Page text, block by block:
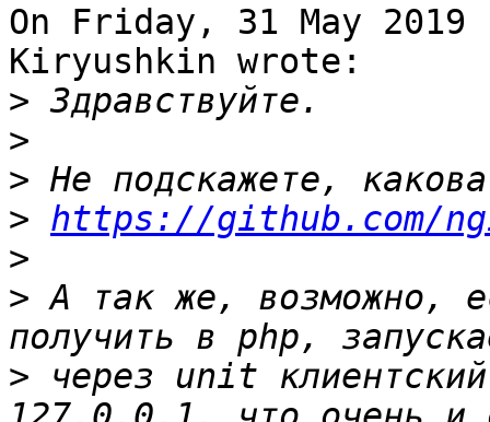
On Friday, 31 May 2019
Kiryushkin wrote:
>
>
>
> https://github.com/
>
> А так же, возможно,
> через unit